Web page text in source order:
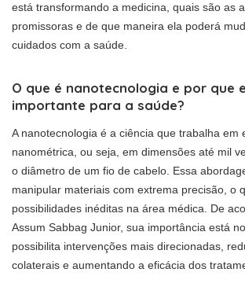
está transformando a medicina, quais são as
promissoras e de que maneira ela poderá
cuidados com a saúde.
O que é nanotecnologia e por que
importante para a saúde?
A nanotecnologia é a ciência que trabalha em
nanométrica, ou seja, em dimensões até mil
o diâmetro de um fio de cabelo. Essa
manipular materiais com extrema precisão, o
possibilidades inéditas na área médica. De
Assum Sabbag Junior, sua importância está
possibilita intervenções mais direcionadas,
colaterais e aumentando a eficácia dos